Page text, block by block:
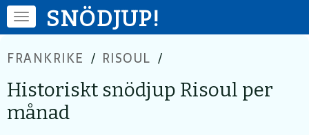
SNÖDJUP!
FRANKRIKE / RISOUL /
Historiskt snödjup Risoul per
månad